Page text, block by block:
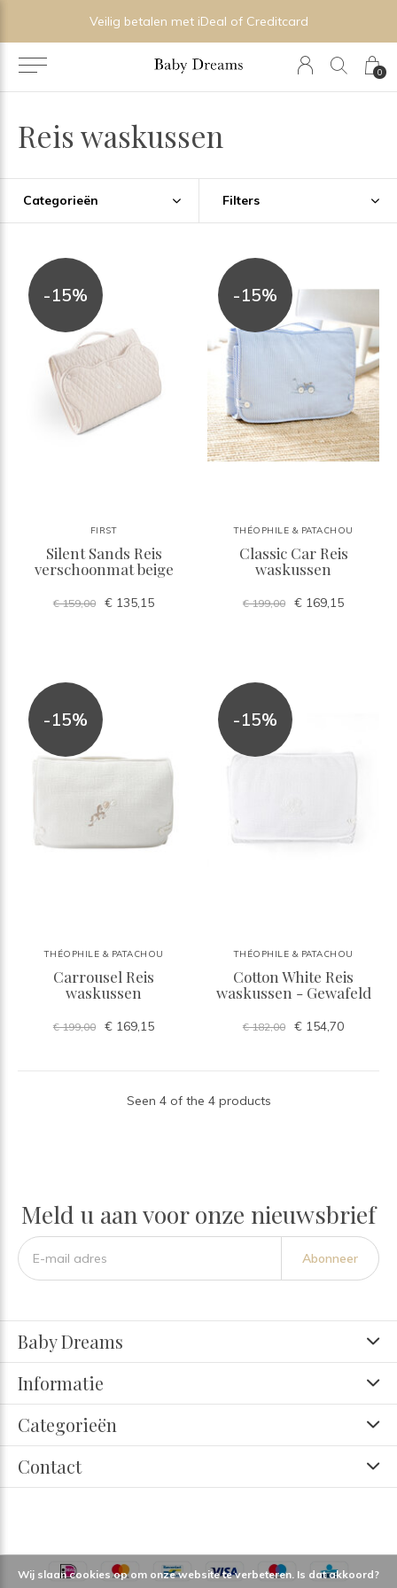
0
Veilig betalen met iDeal of Creditcard
Reis waskussen
Categorieën Filters
-15%
FIRST
Silent Sands Reis
verschoonmat beige
€ 159,00 € 135,15
-15%
THÉOPHILE & PATACHOU
Classic Car Reis
waskussen
€ 199,00 € 169,15
-15%
THÉOPHILE & PATACHOU
Carrousel Reis
waskussen
€ 199,00 € 169,15
-15%
THÉOPHILE & PATACHOU
Cotton White Reis
waskussen - Gewafeld
€ 182,00 € 154,70
Seen 4 of the 4 products
Meld u aan voor onze nieuwsbrief
Abonneer
Baby Dreams
Informatie
Categorieën
Contact
Wij slaan cookies op om onze website te verbeteren. Is dat akkoord?